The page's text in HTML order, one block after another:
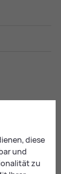
diese
und
zu